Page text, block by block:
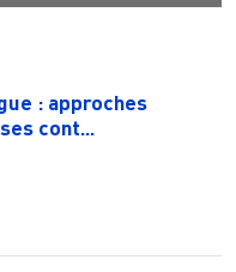
: approches
cont...